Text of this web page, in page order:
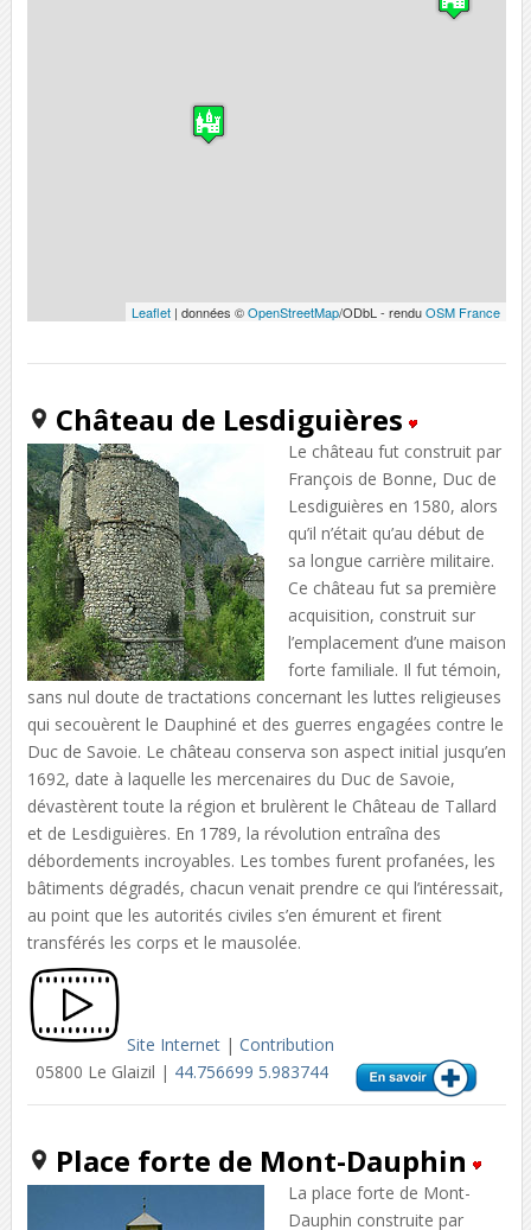
Leaflet | données ©OpenStreetMap/ODbL - renduOSM France
Château de Lesdiguières
Le château fut construit par
François de Bonne, Duc de
Lesdiguières en 1580, alors
qu’il n’était qu’au début de
sa longue carrière militaire.
Ce château fut sa première
acquisition, construit sur
l’emplacement d’une maison
forte familiale. Il fut témoin,
sans nul doute de tractations concernant les luttes religieuses
qui secouèrent le Dauphiné et des guerres engagées contre le
Duc de Savoie. Le château conserva son aspect initial jusqu’en
1692, date à laquelle les mercenaires du Duc de Savoie,
dévastèrent toute la région et brulèrent le Château de Tallard
et de Lesdiguières. En 1789, la révolution entraîna des
débordements incroyables. Les tombes furent profanées, les
bâtiments dégradés, chacun venait prendre ce qui l’intéressait,
au point que les autorités civiles s’en émurent et firent
transférés les corps et le mausolée.
Site Internet| Contribution
05800 Le Glaizil | 44.756699 5.983744
Place forte de Mont-Dauphin
La place forte de Mont-
Dauphin construite par